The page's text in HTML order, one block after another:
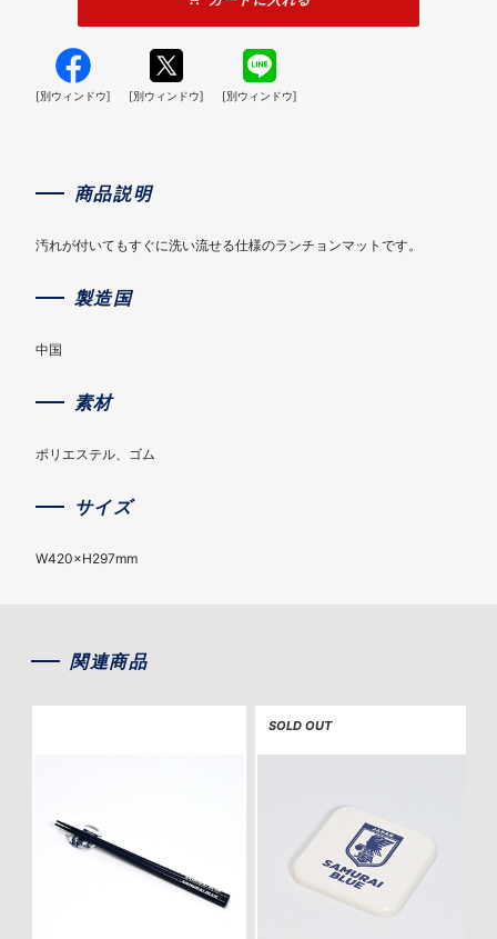
[別ウィンドウ] [別ウィンドウ] [別ウィンドウ]
商品説明
汚れが付いてもすぐに洗い流せる仕様のランチョンマットです。
製造国
中国
素材
ポリエステル、ゴム
サイズ
W420×H297mm
関連商品
SOLD OUT